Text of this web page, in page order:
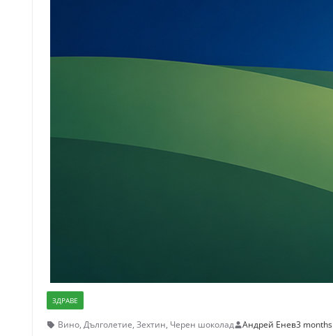
ЗДРАВЕ
Вино, Дълголетие, Зехтин, Черен шоколад Андрей Енев3 months